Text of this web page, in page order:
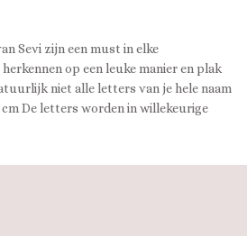
Sevi zijn een must in elke
op een leuke manier en plak
niet alle letters van je hele naam
De letters worden in willekeurige